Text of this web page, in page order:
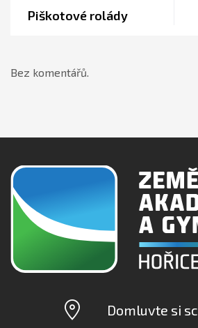
Piškotové rolády
Bez komentářů.
Domluvte si